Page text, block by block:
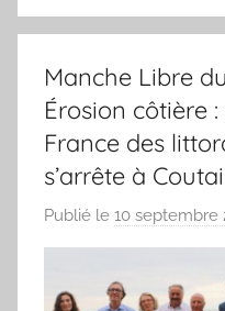
Manche Libre
Érosion côtière
France des
s’arrête à
Publié le 10 septembre